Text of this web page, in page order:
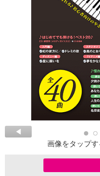
画像をタップす